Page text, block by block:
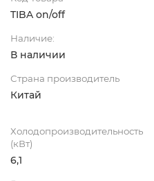
TIBA on/off
Наличие:
В наличии
Страна производитель
Китай
Холодопроизводительность
(кВт)
6,1